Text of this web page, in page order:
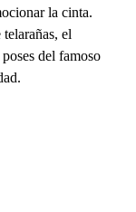
la cinta.
el
del famoso